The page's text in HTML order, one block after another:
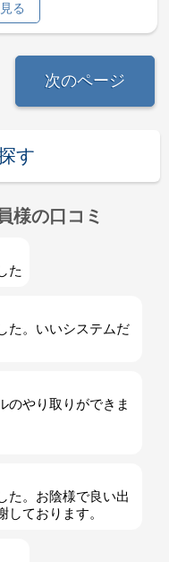
る
次のページ
す
様の口コミ
た
た。いいシステムだ
のやり取りができま
た。お陰様で良い出
ております。